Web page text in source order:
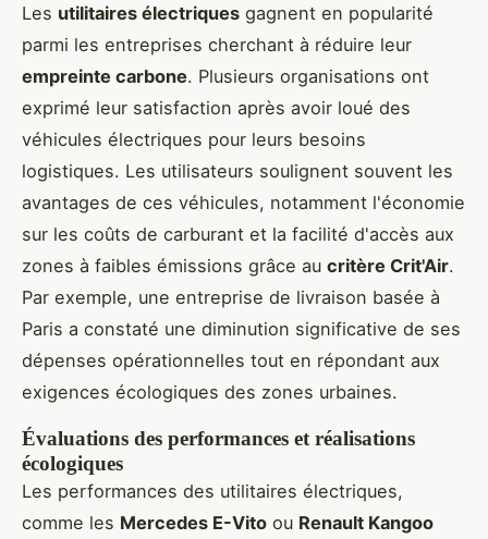
Les utilitaires électriques gagnent en popularité
parmi les entreprises cherchant à réduire leur
empreinte carbone. Plusieurs organisations ont
exprimé leur satisfaction après avoir loué des
véhicules électriques pour leurs besoins
logistiques. Les utilisateurs soulignent souvent les
avantages de ces véhicules, notamment l'économie
sur les coûts de carburant et la facilité d'accès aux
zones à faibles émissions grâce au critère Crit'Air.
Par exemple, une entreprise de livraison basée à
Paris a constaté une diminution significative de ses
dépenses opérationnelles tout en répondant aux
exigences écologiques des zones urbaines.
Évaluations des performances et réalisations
écologiques
Les performances des utilitaires électriques,
comme les Mercedes E-Vito ou Renault Kangoo